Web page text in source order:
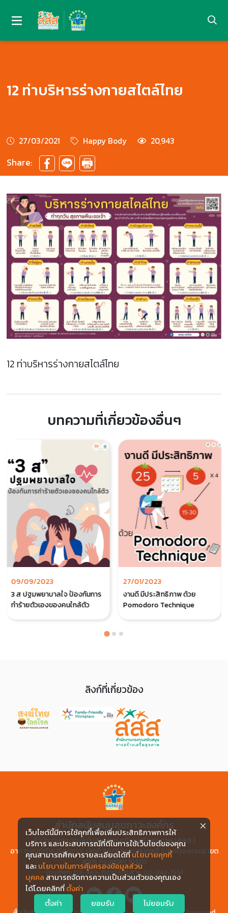
12 ท่าบริหารร่างกายสไตล์ไทย
27/03/2021 Happy Body 20,943
Share:
12 ท่าบริหารร่างกายสไตล์ไทย
บทความที่เกี่ยวข้องอื่นๆ
09/09/2023
3 ส ปฐมพยาบาลใจ ป้องกันการ
ทำร้ายตัวเองของคนใกล้ตัว
27/01/2023
งานดี มีประสิทธิภาพ ด้วย
Pomodoro Technique
ลิงก์ที่เกี่ยวข้อง
สำนักสนับสนุนสุขภาวะองค์กร
สำนักงานกองทุนสนับสนุนการสร้างเสริมสุขภาพ (สสส.)
อาคารศูนย์เรียนรู้สุขภาวะ เลขที่ 99/8 ซอยงามดูพลี แขวงทุ่งมหาเมฆ เขต
สาทร กรุงเทพฯ 10120
โทรศัพท์: 02-343-1500 โทรสาร 02-343-1551
เว็บไซต์นี้มีการใช้คุกกี้เพื่อเพิ่มประสิทธิภาพการให้
บริการ และประสบการณ์ที่ดีในการใช้เว็บไซต์ของคุณ
คุณสามารถศึกษารายละเอียดได้ที่นโยบายคุกกี้
และนโยบายในการคุ้มครองข้อมูลส่วน
บุคคล สามารถจัดการความเป็นส่วนตัวของคุณเอง
ได้โดยคลิกที่ตั้งค่า
ตั้งค่า
ยอมรับ ไม่ยอมรับ